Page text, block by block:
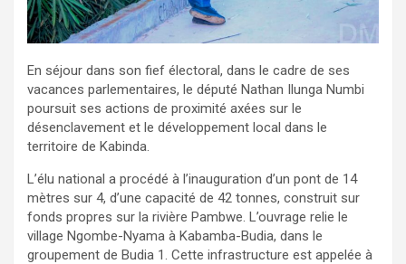
En séjour dans son fief électoral, dans le cadre de ses
vacances parlementaires, le député Nathan Ilunga Numbi
poursuit ses actions de proximité axées sur le
désenclavement et le développement local dans le
territoire de Kabinda.
L’élu national a procédé à l’inauguration d’un pont de 14
mètres sur 4, d’une capacité de 42 tonnes, construit sur
fonds propres sur la rivière Pambwe. L’ouvrage relie le
village Ngombe-Nyama à Kabamba-Budia, dans le
groupement de Budia 1. Cette infrastructure est appelée à